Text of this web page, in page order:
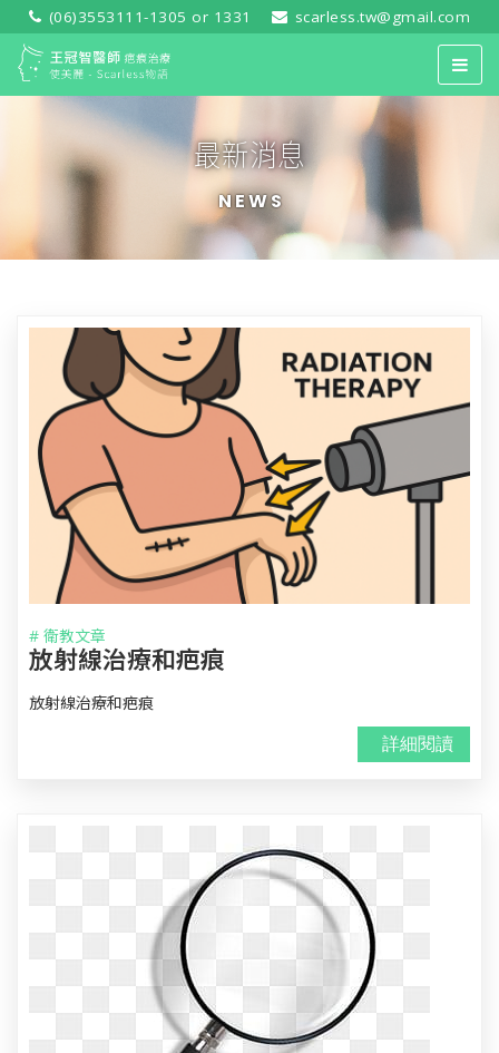
(06)3553111-1305 or 1331 scarless.tw@gmail.com
最新消息
NEWS
# 衛教文章
放射線治療和疤痕
放射線治療和疤痕
詳細閱讀